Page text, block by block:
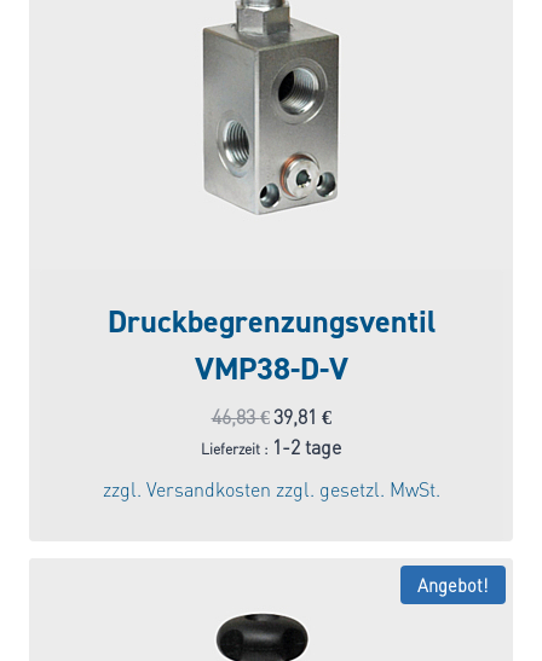
Druckbegrenzungsventil
VMP38-D-V
46,83€Ursprünglicher
Preis
war:
46,83 €
39,81 €Aktueller
Preis
Lieferzeit : 1-2 tage
zzgl. Versandkosten zzgl. gesetzl. MwSt.
Angebot!